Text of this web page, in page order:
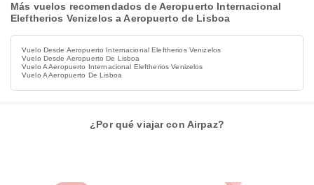
Más vuelos recomendados de Aeropuerto Internacional
Eleftherios Venizelos a Aeropuerto de Lisboa
Vuelo Desde Aeropuerto Internacional Eleftherios Venizelos
Vuelo Desde Aeropuerto De Lisboa
Vuelo A Aeropuerto Internacional Eleftherios Venizelos
Vuelo A Aeropuerto De Lisboa
¿Por qué viajar con Airpaz?